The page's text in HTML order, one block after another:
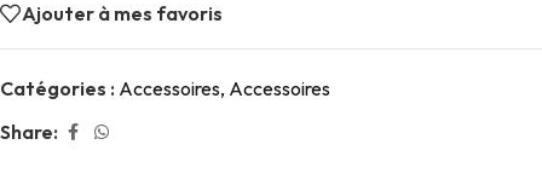
Ajouter à mes favoris
Catégories : Accessoires, Accessoires
Share: